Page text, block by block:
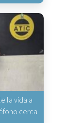
la vida a
cerca